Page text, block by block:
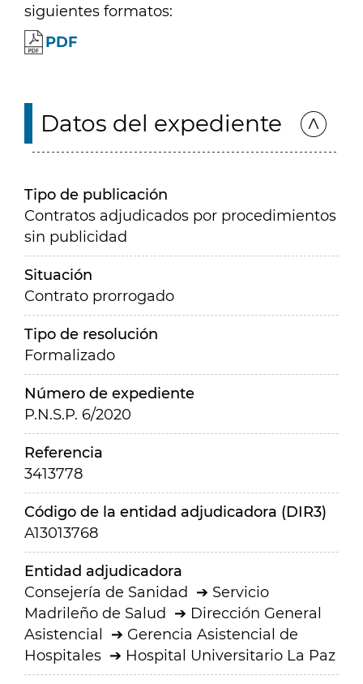
siguientes formatos:
PDF
Datos del expediente
Tipo de publicación
Contratos adjudicados por procedimientos
sin publicidad
Situación
Contrato prorrogado
Tipo de resolución
Formalizado
Número de expediente
P.N.S.P. 6/2020
Referencia
3413778
Código de la entidad adjudicadora (DIR3)
A13013768
Entidad adjudicadora
Consejería de Sanidad
Servicio
Madrileño de Salud
Dirección General
Asistencial
Gerencia Asistencial de
Hospitales
Hospital Universitario La Paz